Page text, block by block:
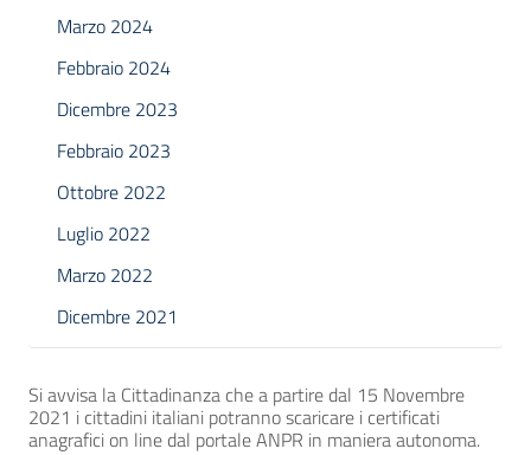
Marzo 2024
Febbraio 2024
Dicembre 2023
Febbraio 2023
Ottobre 2022
Luglio 2022
Marzo 2022
Dicembre 2021
Si avvisa la Cittadinanza che a partire dal 15 Novembre
2021 i cittadini italiani potranno scaricare i certificati
anagrafici on line dal portale ANPR in maniera autonoma.